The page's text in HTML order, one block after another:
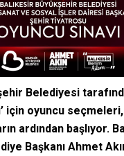
Belediyesi
için oyuncu
ardından başlıyor.
Başkanı Ahmet